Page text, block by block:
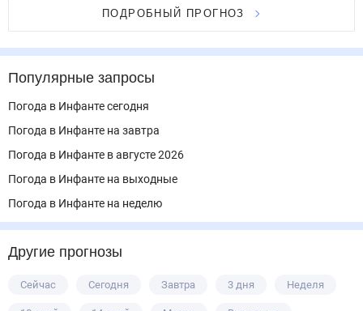
ПОДРОБНЫЙ ПРОГНОЗ
Популярные запросы
Погода в Инфанте сегодня
Погода в Инфанте на завтра
Погода в Инфанте в августе 2026
Погода в Инфанте на выходные
Погода в Инфанте на неделю
Другие прогнозы
Сейчас Сегодня Завтра 3 дня Неделя